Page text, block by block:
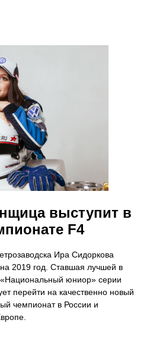
выступит в
F4
Ира Сидоркова
2019 год. Ставшая лучшей в
юниор» серии
перейти на качественно новый
чемпионат в России и